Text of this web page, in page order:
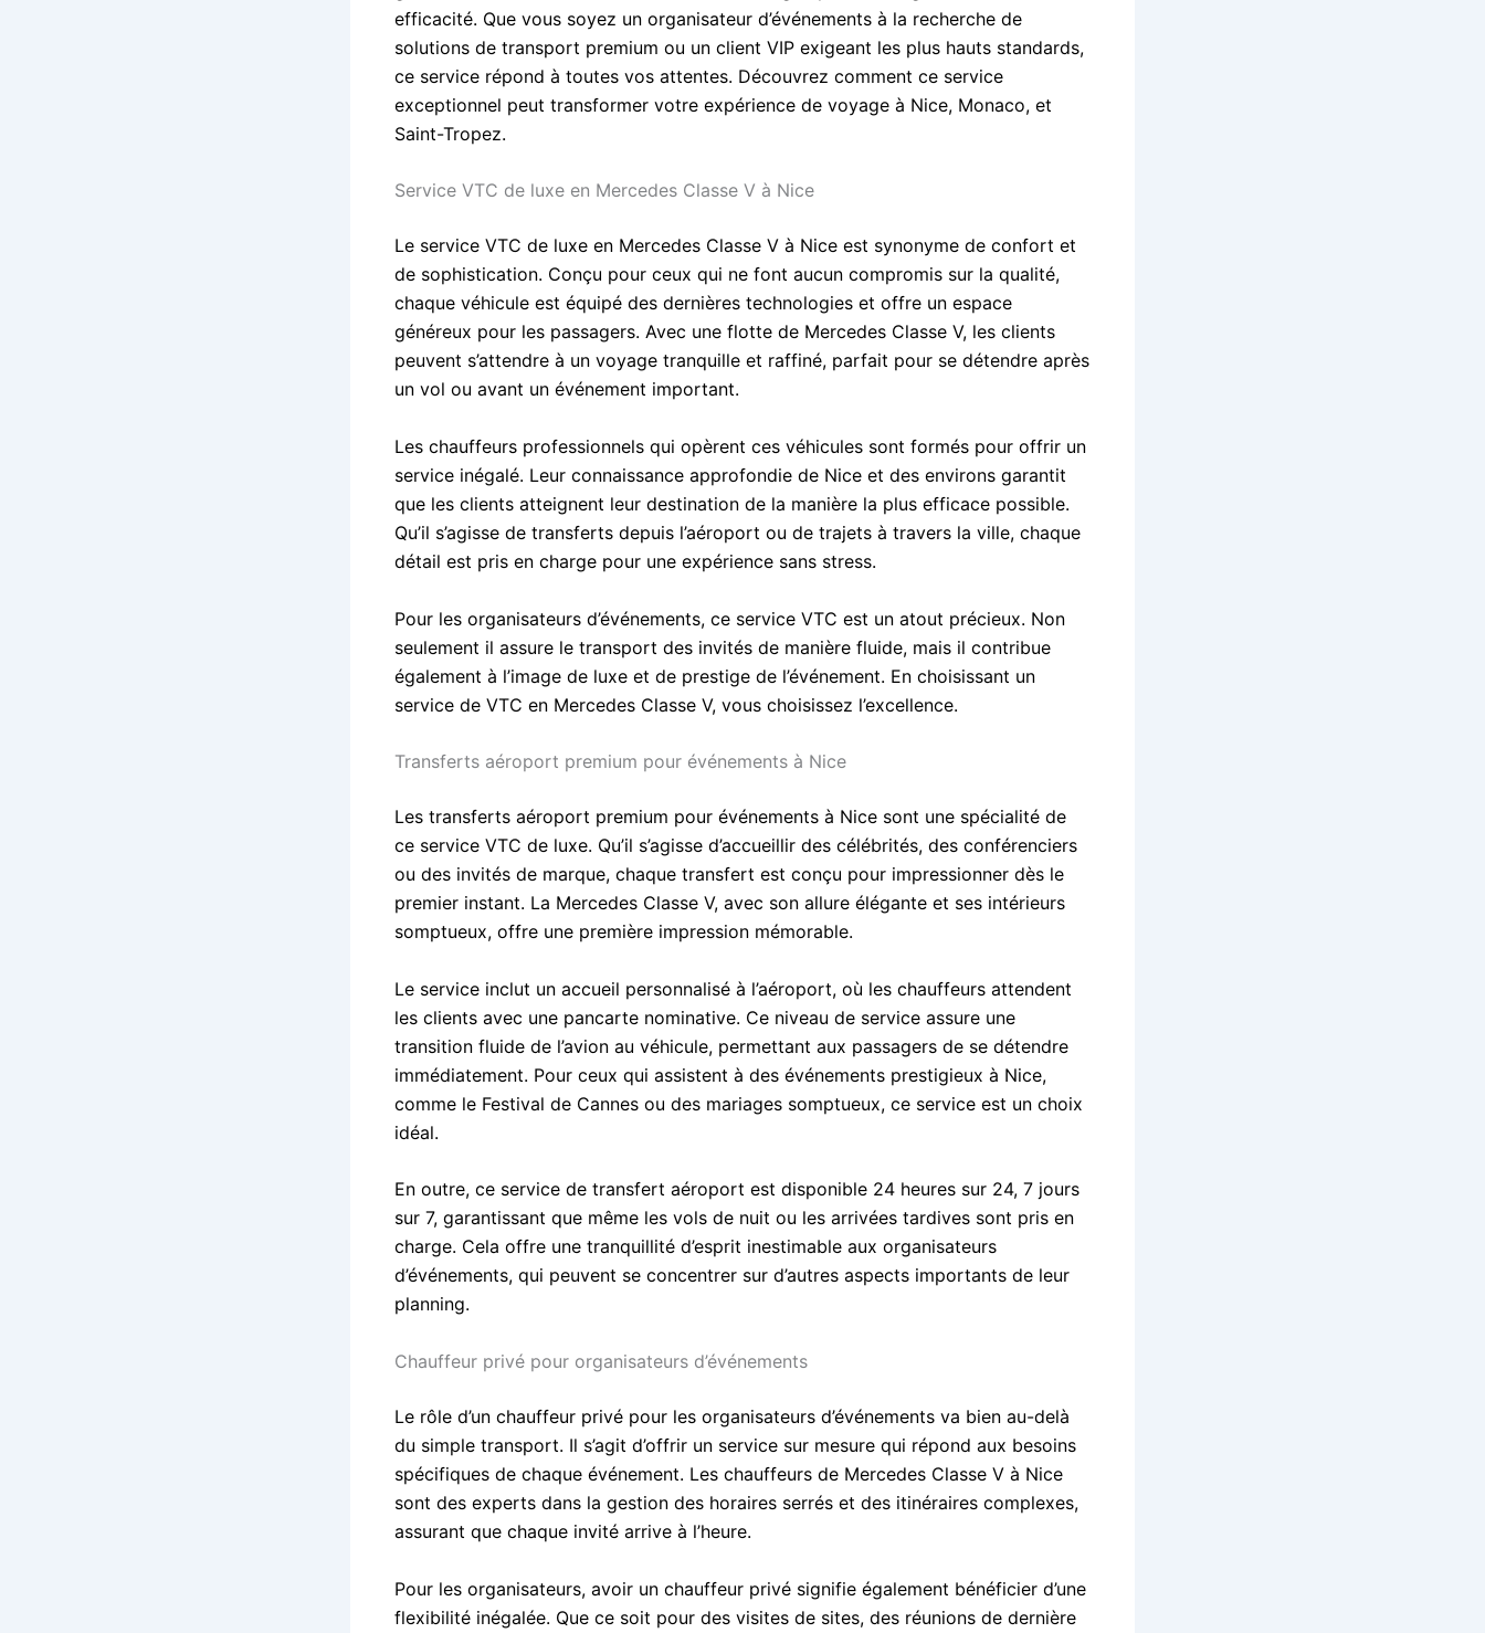
efficacité. Que vous soyez un organisateur d’événements à la recherche de
solutions de transport premium ou un client VIP exigeant les plus hauts standards,
ce service répond à toutes vos attentes. Découvrez comment ce service
exceptionnel peut transformer votre expérience de voyage à Nice, Monaco, et
Saint-Tropez.
Service VTC de luxe en Mercedes Classe V à Nice
Le service VTC de luxe en Mercedes Classe V à Nice est synonyme de confort et
de sophistication. Conçu pour ceux qui ne font aucun compromis sur la qualité,
chaque véhicule est équipé des dernières technologies et offre un espace
généreux pour les passagers. Avec une flotte de Mercedes Classe V, les clients
peuvent s’attendre à un voyage tranquille et raffiné, parfait pour se détendre après
un vol ou avant un événement important.
Les chauffeurs professionnels qui opèrent ces véhicules sont formés pour offrir un
service inégalé. Leur connaissance approfondie de Nice et des environs garantit
que les clients atteignent leur destination de la manière la plus efficace possible.
Qu’il s’agisse de transferts depuis l’aéroport ou de trajets à travers la ville, chaque
détail est pris en charge pour une expérience sans stress.
Pour les organisateurs d’événements, ce service VTC est un atout précieux. Non
seulement il assure le transport des invités de manière fluide, mais il contribue
également à l’image de luxe et de prestige de l’événement. En choisissant un
service de VTC en Mercedes Classe V, vous choisissez l’excellence.
Transferts aéroport premium pour événements à Nice
Les transferts aéroport premium pour événements à Nice sont une spécialité de
ce service VTC de luxe. Qu’il s’agisse d’accueillir des célébrités, des conférenciers
ou des invités de marque, chaque transfert est conçu pour impressionner dès le
premier instant. La Mercedes Classe V, avec son allure élégante et ses intérieurs
somptueux, offre une première impression mémorable.
Le service inclut un accueil personnalisé à l’aéroport, où les chauffeurs attendent
les clients avec une pancarte nominative. Ce niveau de service assure une
transition fluide de l’avion au véhicule, permettant aux passagers de se détendre
immédiatement. Pour ceux qui assistent à des événements prestigieux à Nice,
comme le Festival de Cannes ou des mariages somptueux, ce service est un choix
idéal.
En outre, ce service de transfert aéroport est disponible 24 heures sur 24, 7 jours
sur 7, garantissant que même les vols de nuit ou les arrivées tardives sont pris en
charge. Cela offre une tranquillité d’esprit inestimable aux organisateurs
d’événements, qui peuvent se concentrer sur d’autres aspects importants de leur
planning.
Chauffeur privé pour organisateurs d’événements
Le rôle d’un chauffeur privé pour les organisateurs d’événements va bien au-delà
du simple transport. Il s’agit d’offrir un service sur mesure qui répond aux besoins
spécifiques de chaque événement. Les chauffeurs de Mercedes Classe V à Nice
sont des experts dans la gestion des horaires serrés et des itinéraires complexes,
assurant que chaque invité arrive à l’heure.
Pour les organisateurs, avoir un chauffeur privé signifie également bénéficier d’une
flexibilité inégalée. Que ce soit pour des visites de sites, des réunions de dernière